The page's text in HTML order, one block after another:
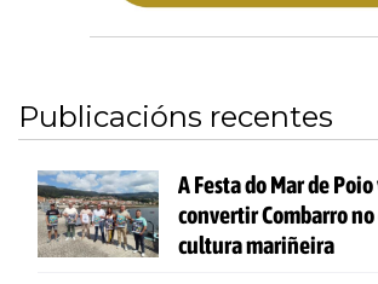
Publicacións recentes
A Festa do Mar de
convertir Combarro
cultura mariñeira